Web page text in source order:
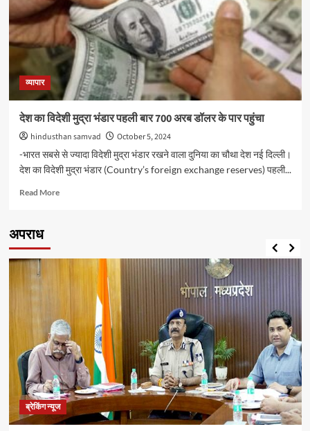
में
जीडीपी
ग्रोथ
7.2
फीसदी
रहने
का
अनुमान
व्यापार
देश का विदेशी मुद्रा भंडार पहली बार 700 अरब डॉलर के पार पहुंचा
hindusthan samvad
October 5, 2024
-भारत सबसे से ज्‍यादा विदेशी मुद्रा भंडार रखने वाला दुनिया का चौथा देश नई दिल्ली।
देश का विदेशी मुद्रा भंडार (Country’s foreign exchange reserves) पहली...
Read MoreRead
विदेशी
700
अरब
डॉलर
के
पार
पहुंचा
अपराध
ब्रेकिंग न्यूज